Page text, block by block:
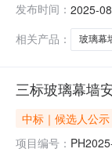
三、监
发布时间： 2025-
相关产品：
玻璃幕
三标玻璃幕墙
中标｜候选人公示
项目编号：